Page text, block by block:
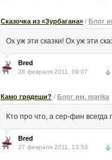
Сказочка из «Зурбагана» / Блог
Ох уж эти сказки! Ох уж эти
Bred
28 февраля 2011, 09:07
Камо грядеши? / Блог им. marika
Кто про что, а сер-фин
Bred
27 февраля 2011, 13:53